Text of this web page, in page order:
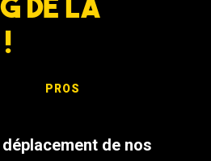
PROS
de nos